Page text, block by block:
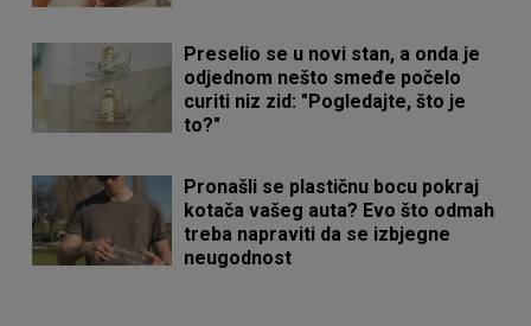
Preselio se u novi stan, a onda je
odjednom nešto smeđe počelo
curiti niz zid: "Pogledajte, što je
to?"
Pronašli se plastičnu bocu pokraj
kotača vašeg auta? Evo što odmah
treba napraviti da se izbjegne
neugodnost